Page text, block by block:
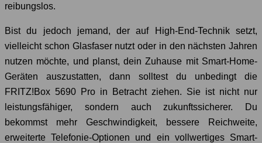
reibungslos.
Bist du jedoch jemand, der auf High-End-Technik setzt,
vielleicht schon Glasfaser nutzt oder in den nächsten Jahren
nutzen möchte, und planst, dein Zuhause mit Smart-Home-
Geräten auszustatten, dann solltest du unbedingt die
FRITZ!Box 5690 Pro in Betracht ziehen. Sie ist nicht nur
leistungsfähiger, sondern auch zukunftssicherer. Du
bekommst mehr Geschwindigkeit, bessere Reichweite,
erweiterte Telefonie-Optionen und ein vollwertiges Smart-